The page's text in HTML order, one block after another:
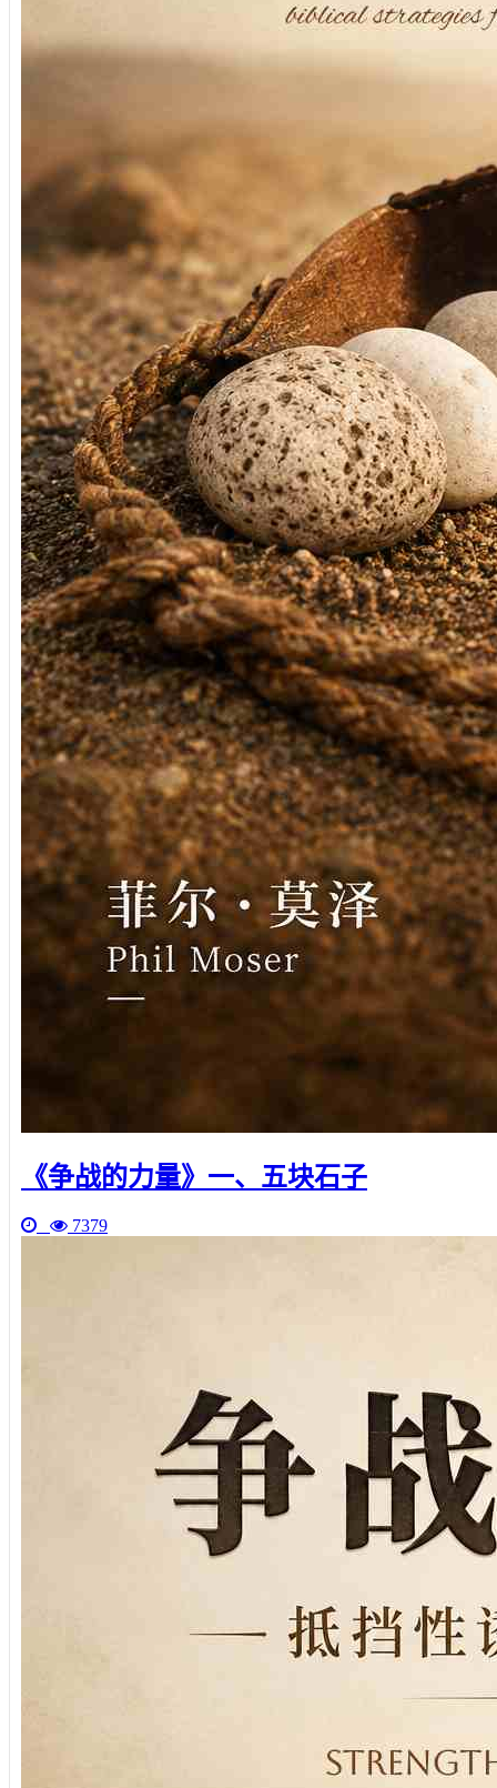
《争战的力量》一、五块石子
7379